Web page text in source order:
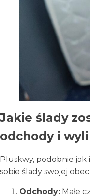
Jakie ślady
odchody i
Pluskwy, podobnie jak
sobie ślady swojej
Odchody: Małe